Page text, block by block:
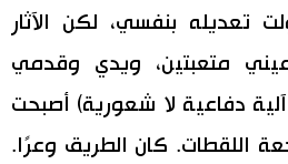
تعديله بنفسي، لكن الآثار
متعبتين، ويدي وقدمي
دفاعية لا شعورية) أصبحت
اللقطات. كان الطريق وعرًا.